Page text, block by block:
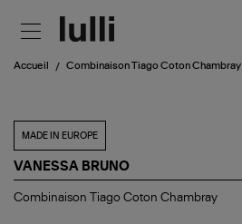
Accueil Combinaison Tiago Coton Chambray
MADE IN EUROPE
VANESSA BRUNO
Combinaison
Combinaison Tiago Coton Chambray